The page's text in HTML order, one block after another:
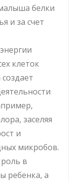
белки
и за счет
клеток
заселяя
и
микробов.
в
ребенка, а